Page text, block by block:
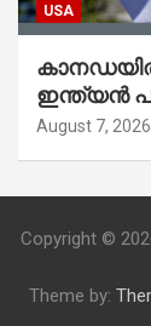
USA
ഇന്ത്യൻ
August 7, 2026
Copyright ©
Theme by: